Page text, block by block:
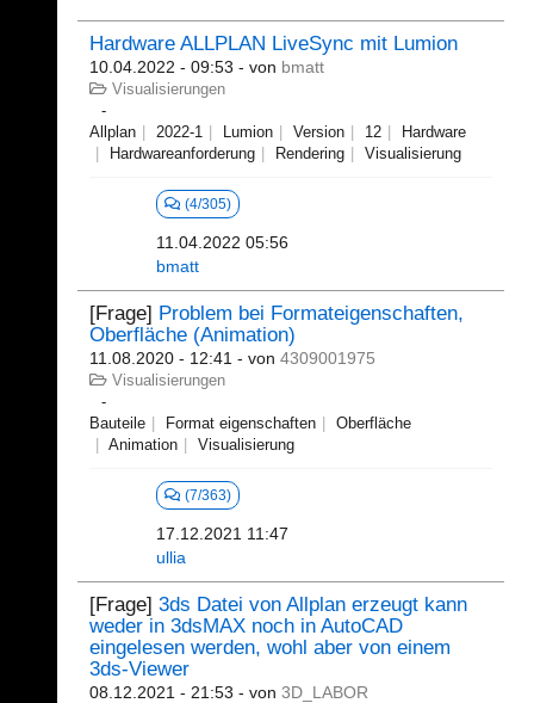
Hardware ALLPLAN LiveSync mit Lumion
10.04.2022 - 09:53 - von bmatt
Visualisierungen
Allplan 2022-1 Lumion Version 12
Hardware
Hardwareanforderung
Rendering Visualisierung
(4/305)
11.04.2022 05:56
bmatt
[Frage] Problem bei Formateigenschaften,
Oberfläche (Animation)
11.08.2020 - 12:41 - von 4309001975
Visualisierungen
Bauteile Format eigenschaften
Oberfläche
Animation
Visualisierung
(7/363)
17.12.2021 11:47
ullia
[Frage] 3ds Datei von Allplan erzeugt kann
weder in 3dsMAX noch in AutoCAD
eingelesen werden, wohl aber von einem
3ds-Viewer
08.12.2021 - 21:53 - von 3D_LABOR